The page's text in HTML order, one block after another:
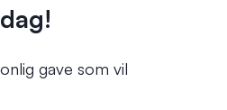
gave som vil